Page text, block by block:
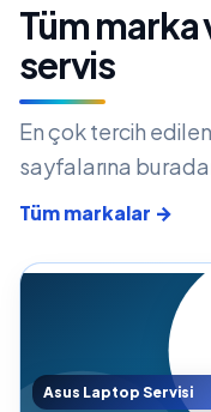
Tüm
servis
En çok tercih
sayfalarına
Tüm markalar →
Asus Laptop Servisi